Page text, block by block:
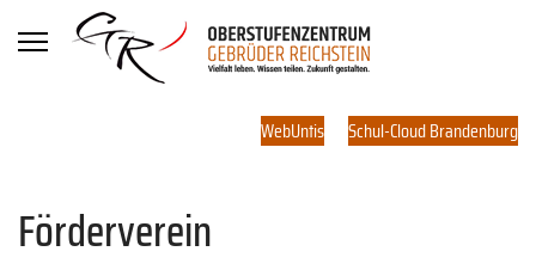
WebUntis Schul-Cloud Brandenburg
Förderverein